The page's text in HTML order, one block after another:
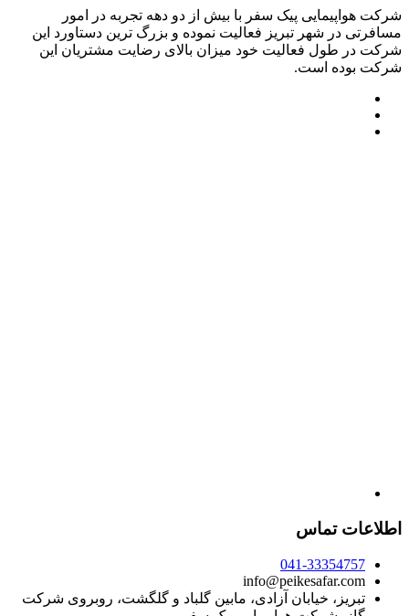
شرکت هواپیمایی پیک سفر با بیش از دو دهه تجربه در امور
مسافرتی در شهر تبریز فعالیت نموده و بزرگ ترین دستاورد این
شرکت در طول فعالیت خود میزان بالای رضایت مشتریان این
شرکت بوده است.
اطلاعات تماس
041-33354757
info@peikesafar.com
تبریز، خیابان آزادی، مابین گلباد و گلگشت، روبروی شرکت